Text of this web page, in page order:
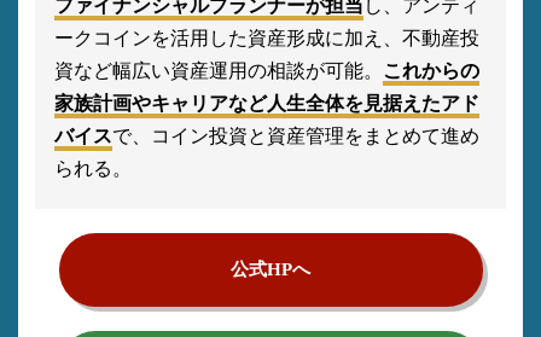
ファイナンシャルプランナーが担当 し、アンティ
ークコインを活用した資産形成に加え、不動産投
資など幅広い資産運用の相談が可能。
これからの
家族計画やキャリアなど人生全体を見据えたアド
バイスで、コイン投資と資産管理をまとめて進め
られる。
公式HPへ